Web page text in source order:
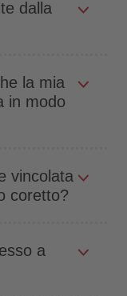
dalla
la mia
in modo
vincolata
coretto?
a